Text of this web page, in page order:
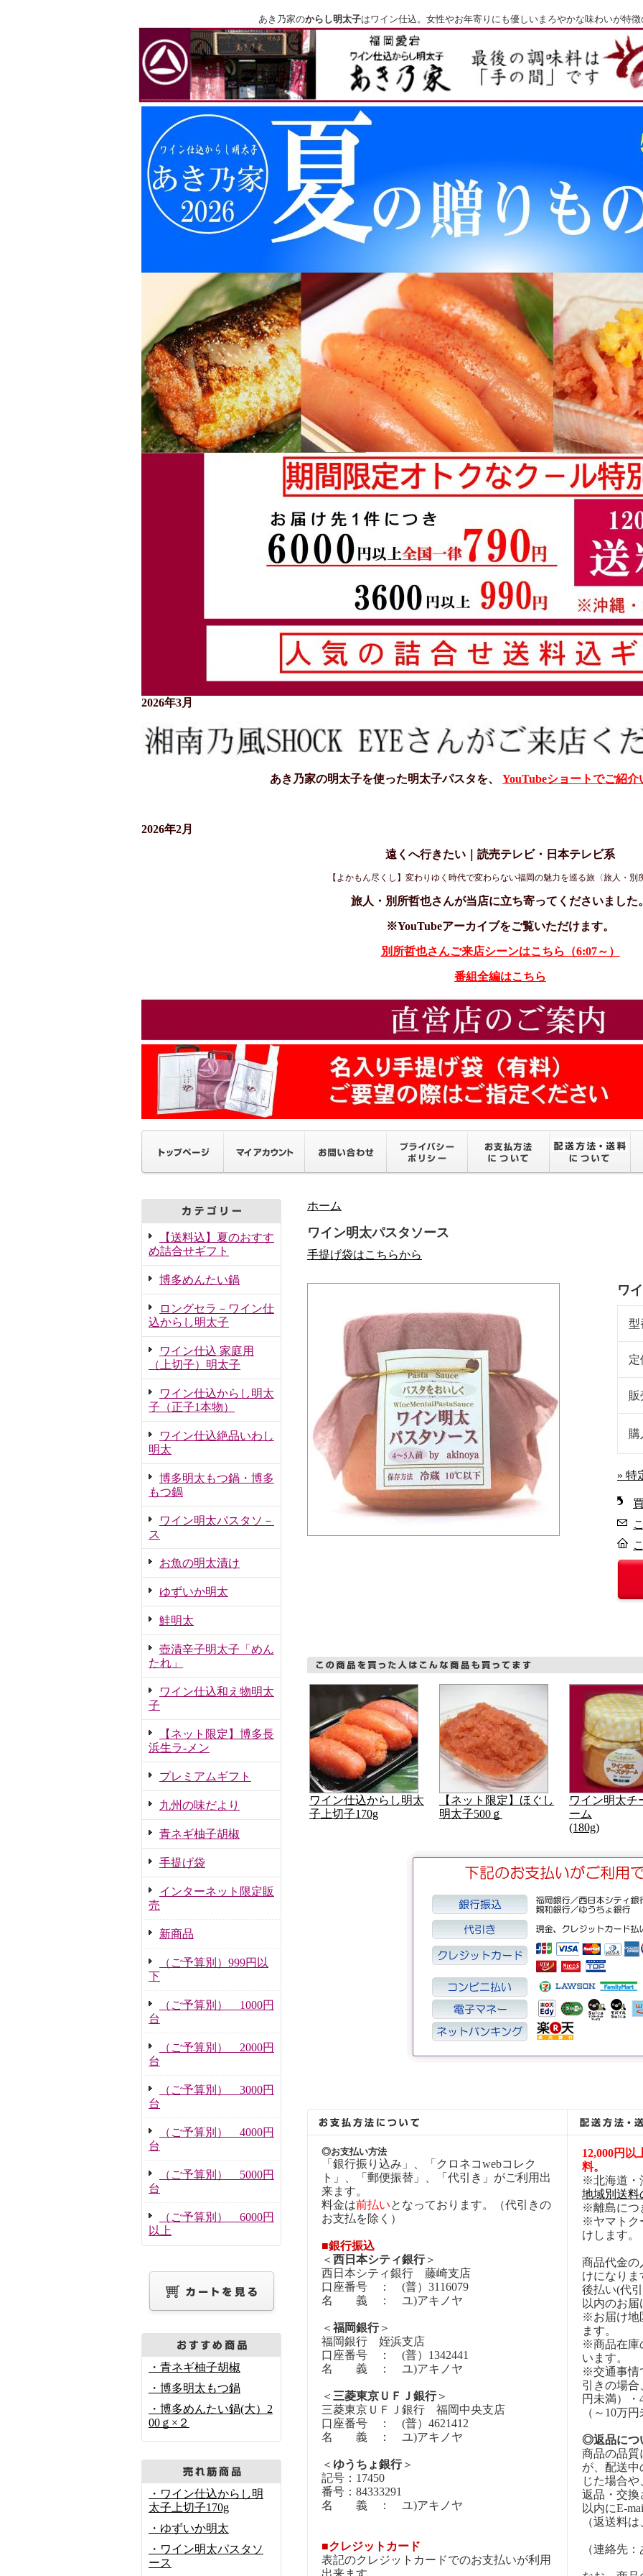
あき乃家のからし明太子はワイン仕込。女性やお年寄りにも優しいまろやかな味わいが特
2026年3月
あき乃家の明太子を使った明太子パスタを、 YouTubeショートでご紹
2026年2月
遠くへ行きたい｜読売テレビ・日本テレビ系
【よかもん尽くし】変わりゆく時代で変わらない福岡の魅力を巡る旅〈旅人・別
旅人・別所哲也さんが当店に立ち寄ってくださいました
※YouTubeアーカイブをご覧いただけます。
別所哲也さんご来店シーンはこちら（6:07～）
番組全編はこちら
【送料込】夏のおすす
め詰合せギフト
博多めんたい鍋
ロングセラ－ワイン仕
込からし明太子
ワイン仕込 家庭用
（上切子）明太子
ワイン仕込からし明太
子（正子1本物）
ワイン仕込絶品いわし
明太
博多明太もつ鍋・博多
もつ鍋
ワイン明太パスタソ－
ス
お魚の明太漬け
ゆずいか明太
鮭明太
壺漬辛子明太子「めん
たれ」
ワイン仕込和え物明太
子
【ネット限定】博多長
浜生ラ-メン
プレミアムギフト
九州の味だより
青ネギ柚子胡椒
手提げ袋
インターネット限定販
売
新商品
（ご予算別）999円以
下
（ご予算別） 1000円
台
（ご予算別） 2000円
台
（ご予算別） 3000円
台
（ご予算別） 4000円
台
（ご予算別） 5000円
台
（ご予算別） 6000円
以上
・青ネギ柚子胡椒
・博多明太もつ鍋
・博多めんたい鍋(大）2
00ｇ×２
・ワイン仕込からし明
太子上切子170g
・ゆずいか明太
・ワイン明太パスタソ
ース
ホーム
ワイン明太パスタソース
手提げ袋はこちらから
ワ
型
定
販
購
» 特
ワイン仕込からし明太
子上切子170g
【ネット限定】ほぐし
明太子500ｇ
ワイン明太チ
ーム
(180g)
◎お支払い方法
「銀行振り込み」、「クロネコwebコレク
ト」、「郵便振替」、「代引き」がご利用出
来ます。
料金は前払いとなっております。（代引きの
お支払を除く）
■銀行振込
＜ 西日本シティ銀行＞
西日本シティ銀行 藤崎支店
口座番号 ： (普）3116079
名 義 ： ユ)アキノヤ
＜ 福岡銀行＞
福岡銀行 姪浜支店
口座番号 ： (普）1342441
名 義 ： ユ)アキノヤ
＜ 三菱東京ＵＦＪ銀行＞
三菱東京ＵＦＪ銀行 福岡中央支店
口座番号 ： (普）4621412
名 義 ： ユ)アキノヤ
＜ ゆうちょ銀行＞
記号：17450
番号：84333291
名 義 ： ユ)アキノヤ
■クレジットカード
表記のクレジットカードでのお支払いが利用
出来ます。
12,000円以
料。
※北海道・
地域別送料
※離島につ
※ヤマトク
けします。
商品代金の
けになりま
後払い(代
以内のお
※お届け地
ます。
※商品在庫
います。
※交通事情
引きの場合
円未満）・
（～10万
◎返品につ
商品の品質
が、配送
じた場合
返品・交換
以内にE-
（返送料
（連絡先